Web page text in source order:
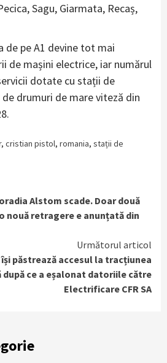
Sagu, Giarmata, Recaș,
pe A1 devine tot mai
de mașini electrice, iar numărul
dotate cu stații de
drumuri de mare viteză din
, cristian pistol, romania, stații de
Alstom scade. Doar două
nouă retragere e anunțată din
Următorul articol
își păstrează accesul la tracțiunea
după ce a eșalonat datoriile către
Electrificare CFR SA